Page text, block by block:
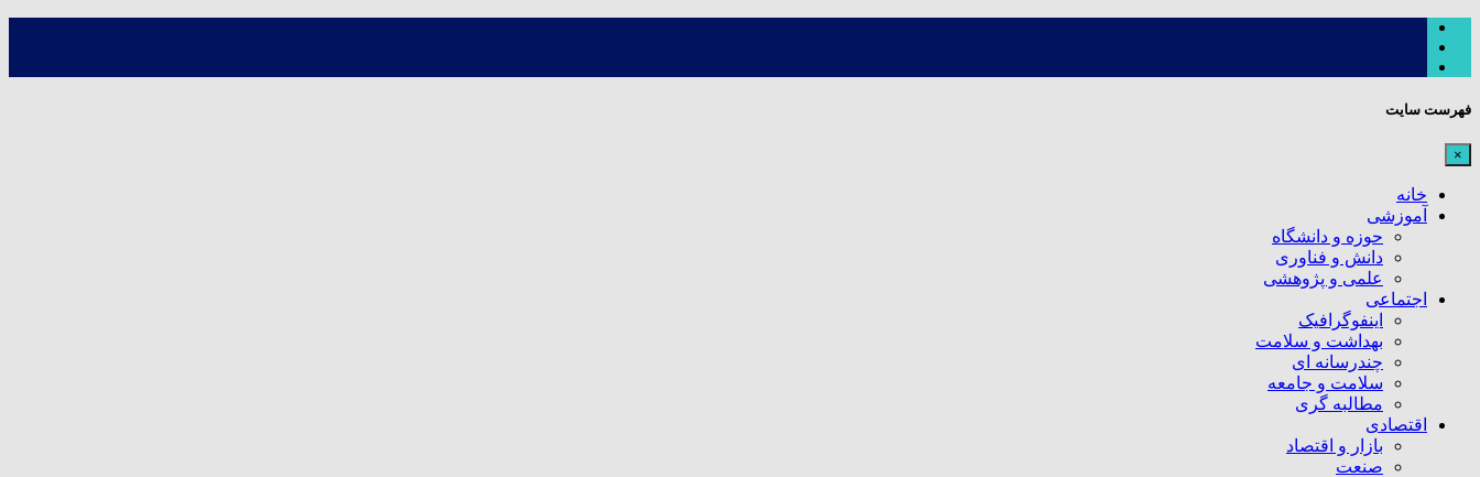
فهرست سایت
×
خانه
آموزشی
حوزه و دانشگاه
دانش و فناوری
علمی و پژوهشی
اجتماعی
اینفوگرافیک
بهداشت و سلامت
چندرسانه ای
سلامت و جامعه
مطالبه گری
اقتصادی
بازار و اقتصاد
صنعت